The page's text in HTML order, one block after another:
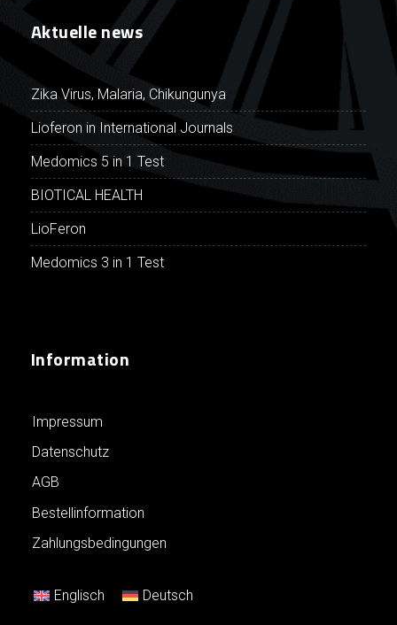
Aktuelle news
Zika Virus, Malaria, Chikungunya
Lioferon in International Journals
Medomics 5 in 1 Test
BIOTICAL HEALTH
LioFeron
Medomics 3 in 1 Test
Information
Impressum
Datenschutz
AGB
Bestellinformation
Zahlungsbedingungen
Englisch Deutsch